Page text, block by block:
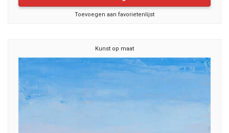
Toevoegen aan favorietenlijst
Kunst op maat